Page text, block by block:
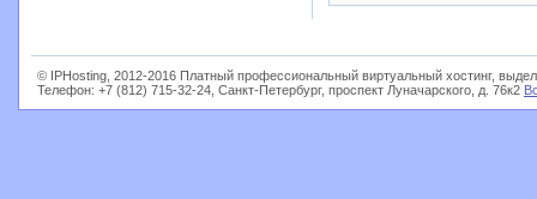
© IPHosting, 2012-2016 Платный профессиональный виртуальный хостинг,
Телефон: +7 (812) 715-32-24, Санкт-Петербург, проспект Луначарского, д. 76к2